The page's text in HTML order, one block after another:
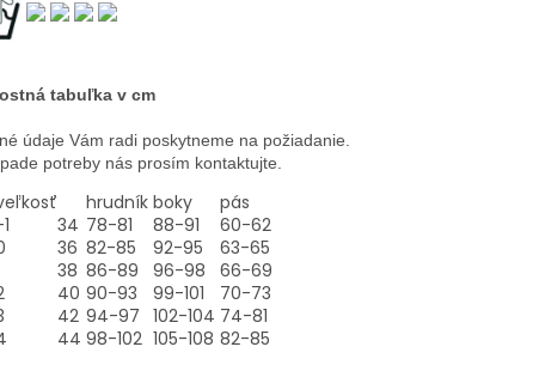
tabuľka v cm
údaje Vám radi poskytneme na požiadanie.
potreby nás prosím kontaktujte.
hrudník boky
pás
34 78-81 88-91
60-62
36 82-85 92-95
63-65
38 86-89 96-98
66-69
40 90-93 99-101
70-73
42 94-97 102-104 74-81
44 98-102 105-108 82-85